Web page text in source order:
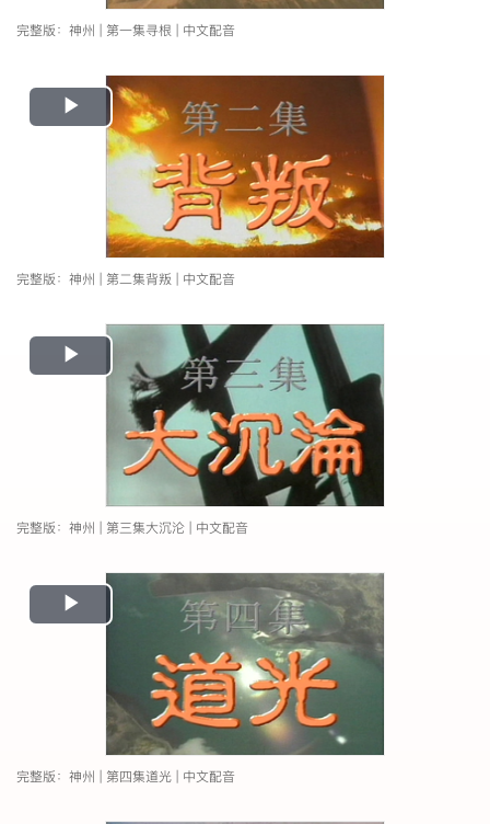
完整版：神州 | 第一集寻根 | 中文配音
Play
Video
完整版：神州 | 第二集背叛 | 中文配音
Play
Video
完整版：神州 | 第三集大沉沦 | 中文配音
Play
Video
完整版：神州 | 第四集道光 | 中文配音